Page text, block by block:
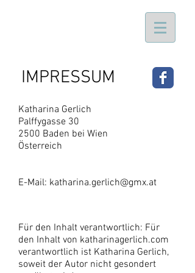
IMPRESSUM
Katharina Gerlich
Palffygasse 30
2500 Baden bei Wien
Österreich
E-Mail: katharina.gerlich@gmx.at
Für den Inhalt verantwortlich: Für
den Inhalt von katharinagerlich.com
verantwortlich ist Katharina Gerlich,
soweit der Autor nicht gesondert